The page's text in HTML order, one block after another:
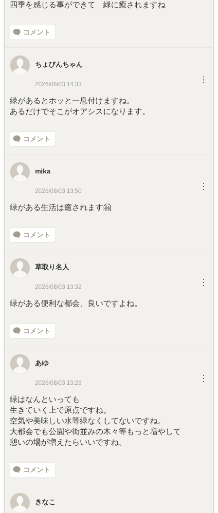
四季を感じる事ができて 緑に癒されますね
コメント
ちょびんちゃん
2026/08/03 14:33 ︙
緑があるとホッと一息付けますね。
あるだけでそこがオアシスになります。
コメント
mika
2026/08/03 13:50 ︙
緑がある生活は癒されます🤗
コメント
草取り名人
2026/08/03 13:32 ︙
緑がある便利な都会、良いですよね。
コメント
あゆ
2026/08/03 13:29 ︙
緑はなんといっても
生きていく上で原点ですね。
空気や美味しい水等緑なくしてないですね。
大都会でも公園や街並みの木々等もっと増やして
憩いの場が増えたらいいですね。
コメント
きなこ